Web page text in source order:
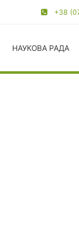
+38
НАУКОВА РАДА